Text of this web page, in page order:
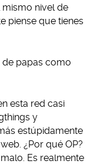
nivel de
piense que tienes
de papas como
esta red casi
y
estúpidamente
¿Por qué OP?
Es realmente